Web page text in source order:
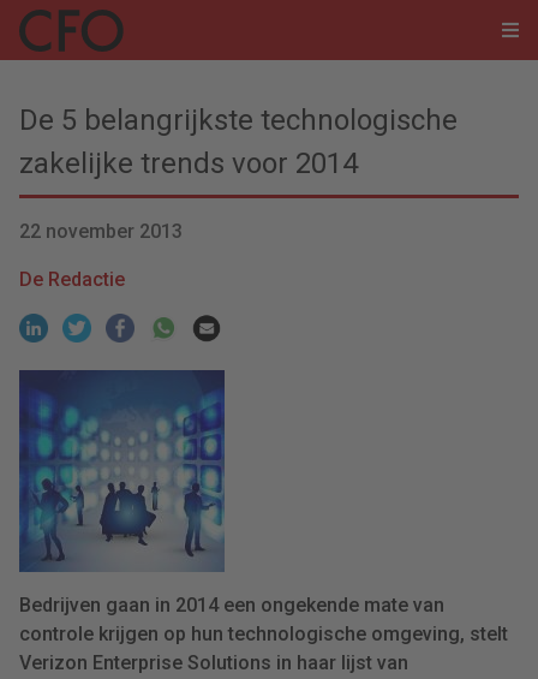
De 5 belangrijkste technologische
zakelijke trends voor 2014
22 november 2013
De Redactie
Bedrijven gaan in 2014 een ongekende mate van
controle krijgen op hun technologische omgeving, stelt
Verizon Enterprise Solutions in haar lijst van